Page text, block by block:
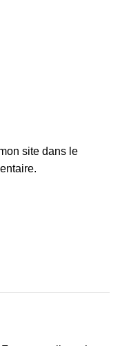
site dans le